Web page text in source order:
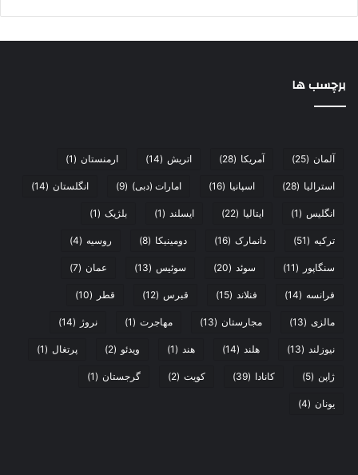
برچسب ها
آلمان (25) آمریکا (28) اتریش (14) ارمنستان (1)
استرالیا (28) اسپانیا (16) امارات (دبی) (9) انگلستان (14)
انگلیس (1) ایتالیا (22) ایسلند (1) بلژیک (1)
ترکیه (51) دانمارک (16) دومینیکا (8) روسیه (4)
سنگاپور (11) سوئد (20) سوئیس (13) عمان (7)
فرانسه (14) فنلاند (15) قبرس (12) قطر (10)
مالزی (13) مجارستان (13) مهاجرت (1) نروژ (14)
نیوزلند (13) هلند (14) هند (1) ویدئو (2) پرتغال (1)
ژاپن (5) کانادا (39) کویت (2) گرجستان (1)
یونان (4)